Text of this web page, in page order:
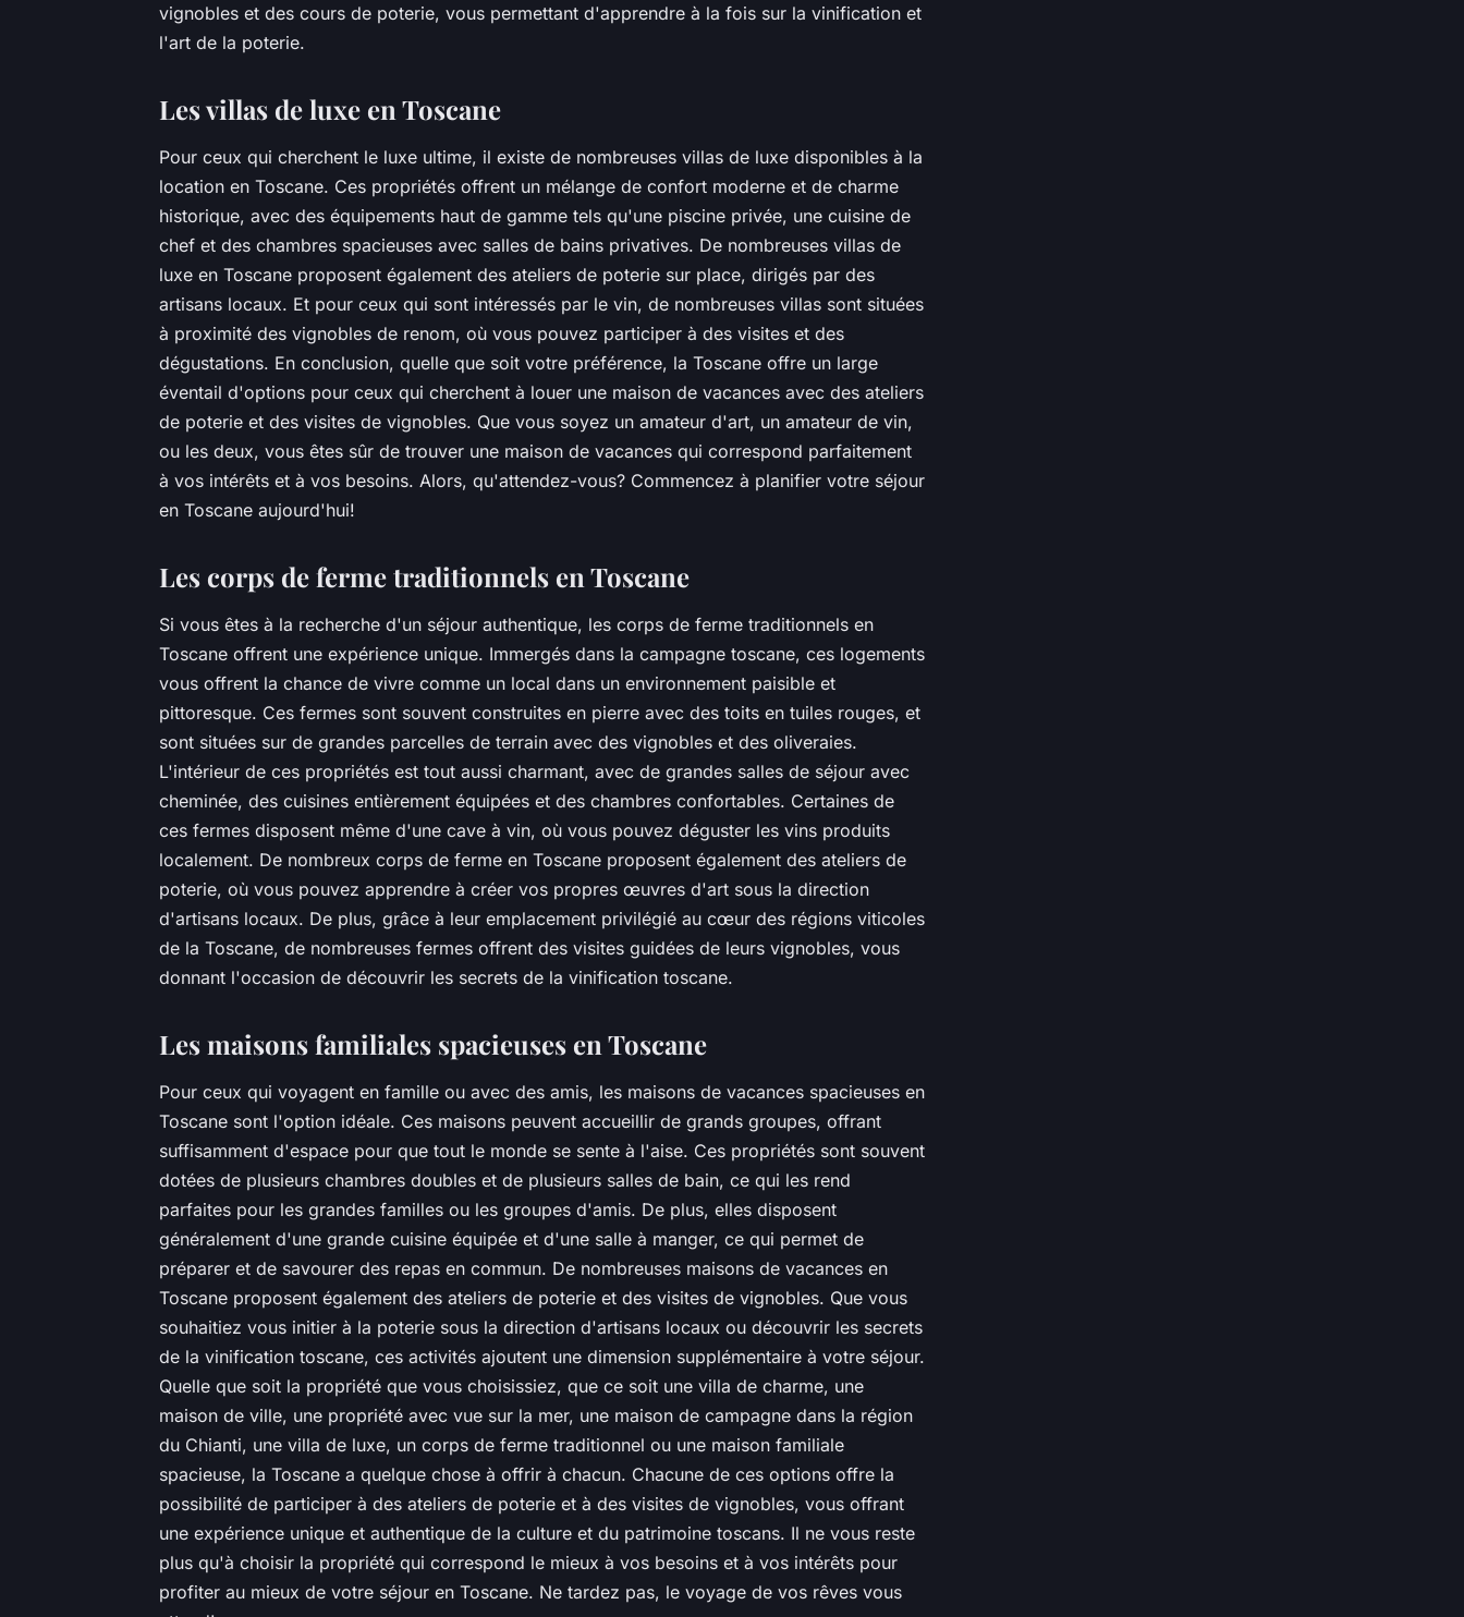
vignobles et des cours de poterie, vous permettant d'apprendre à la fois sur la vinification et
l'art de la poterie.
Les villas de luxe en Toscane
Pour ceux qui cherchent le luxe ultime, il existe de nombreuses villas de luxe disponibles à la
location en Toscane. Ces propriétés offrent un mélange de confort moderne et de charme
historique, avec des équipements haut de gamme tels qu'une piscine privée, une cuisine de
chef et des chambres spacieuses avec salles de bains privatives. De nombreuses villas de
luxe en Toscane proposent également des ateliers de poterie sur place, dirigés par des
artisans locaux. Et pour ceux qui sont intéressés par le vin, de nombreuses villas sont situées
à proximité des vignobles de renom, où vous pouvez participer à des visites et des
dégustations. En conclusion, quelle que soit votre préférence, la Toscane offre un large
éventail d'options pour ceux qui cherchent à louer une maison de vacances avec des ateliers
de poterie et des visites de vignobles. Que vous soyez un amateur d'art, un amateur de vin,
ou les deux, vous êtes sûr de trouver une maison de vacances qui correspond parfaitement
à vos intérêts et à vos besoins. Alors, qu'attendez-vous? Commencez à planifier votre séjour
en Toscane aujourd'hui!
Les corps de ferme traditionnels en Toscane
Si vous êtes à la recherche d'un séjour authentique, les corps de ferme traditionnels en
Toscane offrent une expérience unique. Immergés dans la campagne toscane, ces logements
vous offrent la chance de vivre comme un local dans un environnement paisible et
pittoresque. Ces fermes sont souvent construites en pierre avec des toits en tuiles rouges, et
sont situées sur de grandes parcelles de terrain avec des vignobles et des oliveraies.
L'intérieur de ces propriétés est tout aussi charmant, avec de grandes salles de séjour avec
cheminée, des cuisines entièrement équipées et des chambres confortables. Certaines de
ces fermes disposent même d'une cave à vin, où vous pouvez déguster les vins produits
localement. De nombreux corps de ferme en Toscane proposent également des ateliers de
poterie, où vous pouvez apprendre à créer vos propres œuvres d'art sous la direction
d'artisans locaux. De plus, grâce à leur emplacement privilégié au cœur des régions viticoles
de la Toscane, de nombreuses fermes offrent des visites guidées de leurs vignobles, vous
donnant l'occasion de découvrir les secrets de la vinification toscane.
Les maisons familiales spacieuses en Toscane
Pour ceux qui voyagent en famille ou avec des amis, les maisons de vacances spacieuses en
Toscane sont l'option idéale. Ces maisons peuvent accueillir de grands groupes, offrant
suffisamment d'espace pour que tout le monde se sente à l'aise. Ces propriétés sont souvent
dotées de plusieurs chambres doubles et de plusieurs salles de bain, ce qui les rend
parfaites pour les grandes familles ou les groupes d'amis. De plus, elles disposent
généralement d'une grande cuisine équipée et d'une salle à manger, ce qui permet de
préparer et de savourer des repas en commun. De nombreuses maisons de vacances en
Toscane proposent également des ateliers de poterie et des visites de vignobles. Que vous
souhaitiez vous initier à la poterie sous la direction d'artisans locaux ou découvrir les secrets
de la vinification toscane, ces activités ajoutent une dimension supplémentaire à votre séjour.
Quelle que soit la propriété que vous choisissiez, que ce soit une villa de charme, une
maison de ville, une propriété avec vue sur la mer, une maison de campagne dans la région
du Chianti, une villa de luxe, un corps de ferme traditionnel ou une maison familiale
spacieuse, la Toscane a quelque chose à offrir à chacun. Chacune de ces options offre la
possibilité de participer à des ateliers de poterie et à des visites de vignobles, vous offrant
une expérience unique et authentique de la culture et du patrimoine toscans. Il ne vous reste
plus qu'à choisir la propriété qui correspond le mieux à vos besoins et à vos intérêts pour
profiter au mieux de votre séjour en Toscane. Ne tardez pas, le voyage de vos rêves vous